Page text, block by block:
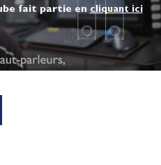
fait partie en cliquant ici